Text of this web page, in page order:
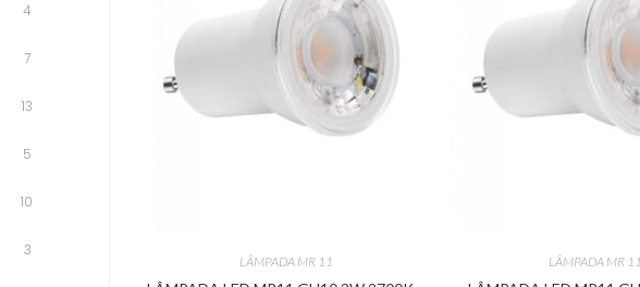
LÂMPADA MR 11 LÂMPADA MR 11
4
7
13
5
10
3